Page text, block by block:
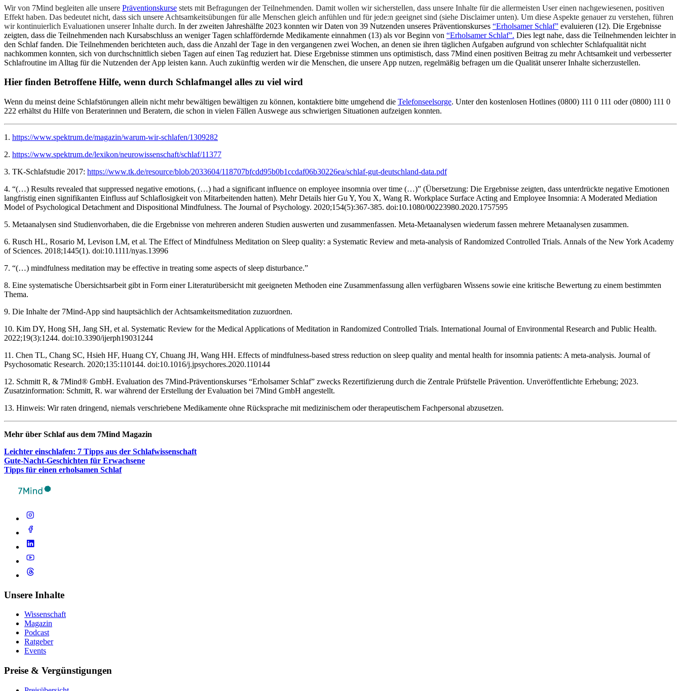
Wir von 7Mind begleiten alle unsere Präventionskurse stets mit Befragungen der Teilnehmenden. Damit wollen wir sicherstellen, dass unsere Inhalte für die allermeisten User einen nachgewiesenen, positiven
Effekt haben. Das bedeutet nicht, dass sich unsere Achtsamkeitsübungen für alle Menschen gleich anfühlen und für jede:n geeignet sind (siehe Disclaimer unten). Um diese Aspekte genauer zu verstehen, führen
wir kontinuierlich Evaluationen unserer Inhalte durch. In der zweiten Jahreshälfte 2023 konnten wir Daten von 39 Nutzenden unseres Präventionskurses “Erholsamer Schlaf” evaluieren (12). Die Ergebnisse
zeigten, dass die Teilnehmenden nach Kursabschluss an weniger Tagen schlaffördernde Medikamente einnahmen (13) als vor Beginn von “Erholsamer Schlaf”. Dies legt nahe, dass die Teilnehmenden leichter in
den Schlaf fanden. Die Teilnehmenden berichteten auch, dass die Anzahl der Tage in den vergangenen zwei Wochen, an denen sie ihren täglichen Aufgaben aufgrund von schlechter Schlafqualität nicht
nachkommen konnten, sich von durchschnittlich sieben Tagen auf einen Tag reduziert hat. Diese Ergebnisse stimmen uns optimistisch, dass 7Mind einen positiven Beitrag zu mehr Achtsamkeit und verbesserter
Schlafroutine im Alltag für die Nutzenden der App leisten kann. Auch zukünftig werden wir die Menschen, die unsere App nutzen, regelmäßig befragen um die Qualität unserer Inhalte sicherzustellen.
Hier finden Betroffene Hilfe, wenn durch Schlafmangel alles zu viel wird
Wenn du meinst deine Schlafstörungen allein nicht mehr bewältigen bewältigen zu können, kontaktiere bitte umgehend die Telefonseelsorge. Unter den kostenlosen Hotlines (0800) 111 0 111 oder (0800) 111 0
222 erhältst du Hilfe von Beraterinnen und Beratern, die schon in vielen Fällen Auswege aus schwierigen Situationen aufzeigen konnten.
1. https://www.spektrum.de/magazin/warum-wir-schlafen/1309282
2. https://www.spektrum.de/lexikon/neurowissenschaft/schlaf/11377
3. TK-Schlafstudie 2017: https://www.tk.de/resource/blob/2033604/118707bfcdd95b0b1ccdaf06b30226ea/schlaf-gut-deutschland-data.pdf
4. “(…) Results revealed that suppressed negative emotions, (…) had a significant influence on employee insomnia over time (…)” (Übersetzung: Die Ergebnisse zeigten, dass unterdrückte negative Emotionen
langfristig einen signifikanten Einfluss auf Schlaflosigkeit von Mitarbeitenden hatten). Mehr Details hier Gu Y, You X, Wang R. Workplace Surface Acting and Employee Insomnia: A Moderated Mediation
Model of Psychological Detachment and Dispositional Mindfulness. The Journal of Psychology. 2020;154(5):367-385. doi:10.1080/00223980.2020.1757595
5. Metaanalysen sind Studienvorhaben, die die Ergebnisse von mehreren anderen Studien auswerten und zusammenfassen. Meta-Metaanalysen wiederum fassen mehrere Metaanalysen zusammen.
6. Rusch HL, Rosario M, Levison LM, et al. The Effect of Mindfulness Meditation on Sleep quality: a Systematic Review and meta-analysis of Randomized Controlled Trials. Annals of the New York Academy
of Sciences. 2018;1445(1). doi:10.1111/nyas.13996
7. “(…) mindfulness meditation may be effective in treating some aspects of sleep disturbance.”
8. Eine systematische Übersichtsarbeit gibt in Form einer Literaturübersicht mit geeigneten Methoden eine Zusammenfassung allen verfügbaren Wissens sowie eine kritische Bewertung zu einem bestimmten
Thema.
9. Die Inhalte der 7Mind-App sind hauptsächlich der Achtsamkeitsmeditation zuzuordnen.
10. Kim DY, Hong SH, Jang SH, et al. Systematic Review for the Medical Applications of Meditation in Randomized Controlled Trials. International Journal of Environmental Research and Public Health.
2022;19(3):1244. doi:10.3390/ijerph19031244
11. Chen TL, Chang SC, Hsieh HF, Huang CY, Chuang JH, Wang HH. Effects of mindfulness-based stress reduction on sleep quality and mental health for insomnia patients: A meta-analysis. Journal of
Psychosomatic Research. 2020;135:110144. doi:10.1016/j.jpsychores.2020.110144
12. Schmitt R, & 7Mind® GmbH. Evaluation des 7Mind-Präventionskurses “Erholsamer Schlaf” zwecks Rezertifizierung durch die Zentrale Prüfstelle Prävention. Unveröffentlichte Erhebung; 2023.
Zusatzinformation: Schmitt, R. war während der Erstellung der Evaluation bei 7Mind GmbH angestellt.
13. Hinweis: Wir raten dringend, niemals verschriebene Medikamente ohne Rücksprache mit medizinischem oder therapeutischem Fachpersonal abzusetzen.
Mehr über Schlaf aus dem 7Mind Maga­zin
Leich­ter ein­schla­fen: 7 Tipps aus der Schlaf­wis­sen­schaft
Gute-Nacht-Geschich­ten für Erwach­sene
Tipps für einen erhol­sa­men Schlaf
Unsere Inhalte
Wissenschaft
Magazin
Podcast
Ratgeber
Events
Preise & Vergünstigungen